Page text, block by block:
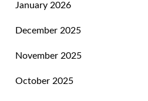
January 2026
December 2025
November 2025
October 2025